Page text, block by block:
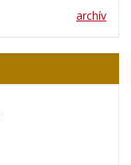
archív